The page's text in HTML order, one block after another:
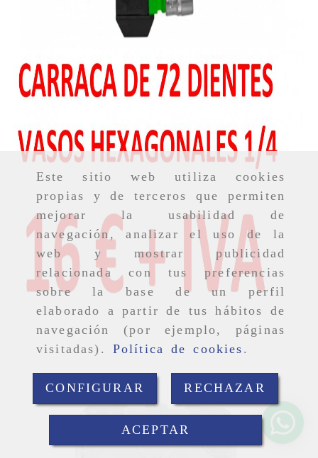
Este sitio web utiliza cookies
propias y de terceros que permiten
mejorar la usabilidad de
navegación, analizar el uso de la
web y mostrar publicidad
relacionada con tus preferencias
sobre la base de un perfil
elaborado a partir de tus hábitos de
navegación (por ejemplo, páginas
visitadas). Política de cookies .
CONFIGURAR RECHAZAR
ACEPTAR